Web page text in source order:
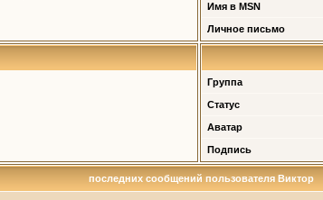
Имя в MSN
Личное письмо
Группа
Статус
Аватар
Подпись
последних сообщений пользователя Виктор